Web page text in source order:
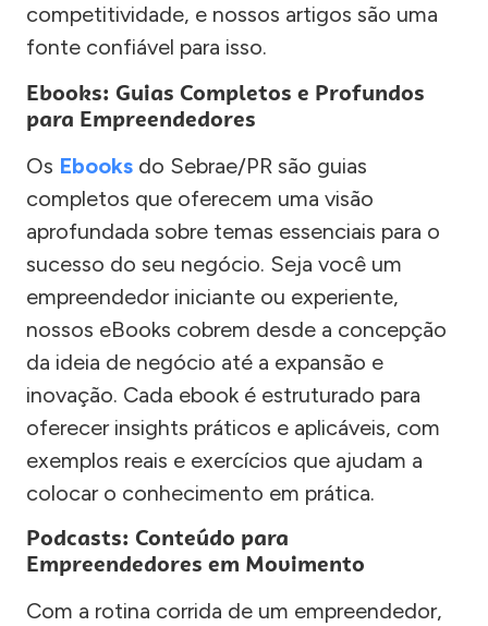
competitividade, e nossos artigos são uma
fonte confiável para isso.
Ebooks: Guias Completos e Profundos
para Empreendedores
Os Ebooks do Sebrae/PR são guias
completos que oferecem uma visão
aprofundada sobre temas essenciais para o
sucesso do seu negócio. Seja você um
empreendedor iniciante ou experiente,
nossos eBooks cobrem desde a concepção
da ideia de negócio até a expansão e
inovação. Cada ebook é estruturado para
oferecer insights práticos e aplicáveis, com
exemplos reais e exercícios que ajudam a
colocar o conhecimento em prática.
Podcasts: Conteúdo para
Empreendedores em Movimento
Com a rotina corrida de um empreendedor,